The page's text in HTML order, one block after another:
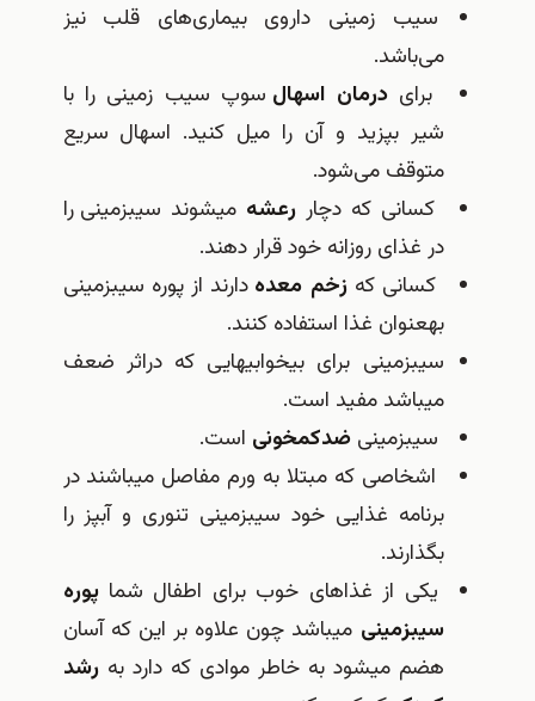
سیب زمینی داروی بیمار‌ی‌های قلب نیز
می‌باشد‌.
برایدرمان اسهال سوپ سیب زمینی را با
شیر بپزید و آن را میل كنید. اسهال سریع
متوقف می‌شود.
كسانی كه دچاررعشه
می‎شوند سیب‎زمینی را
در غذای روزانه خود قرار دهند.
كسانی كهزخم معده
دارند از پوره سیب‎زمینی
به‎عنوان غذا استفاده كنند.
سیب‎زمینی برای بی‎خوابی‎هایی كه دراثر ضعف
می‎باشد مفید است.
سیب‎زمینی
ضدكم‎خونی
است.
اشخاصی كه مبتلا به ورم مفاصل می‎باشند در
برنامه غذایی خود سیب‎زمینی تنوری و آب‎پز را
بگذارند.
یكی از غذاهای خوب برای اطفال شماپوره
سیب‎زمینی
می‎باشد چون علاوه بر این كه آسان
هضم می‎شود به خاطر موادی كه دارد به
رشد